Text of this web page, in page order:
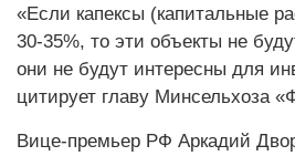
«Если капексы (капитальные
30-35%, то эти объекты не
они не будут интересны для
цитирует главу Минсельхоза
Вице-премьер РФ Аркадий